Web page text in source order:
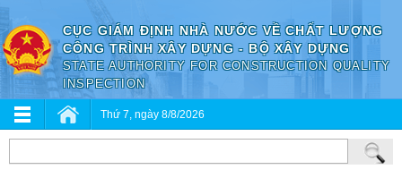
CỤC GIÁM ĐỊNH NHÀ NƯỚC VỀ CHẤT LƯỢNG
CÔNG TRÌNH XÂY DỰNG - BỘ XÂY DỰNG
STATE AUTHORITY FOR CONSTRUCTION QUALITY
INSPECTION
Thứ 7, ngày 8/8/2026